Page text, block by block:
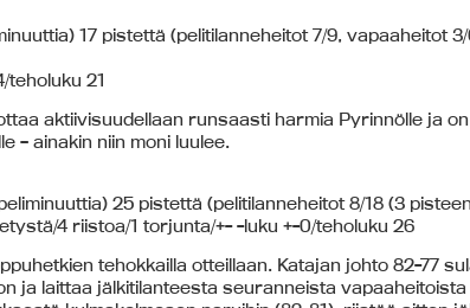
17 pistettä (pelitilanneheitot 7/9, vapaaheitot
teholuku 21
aktiivisuudellaan runsaasti harmia Pyrinnölle ja
– ainakin niin moni luulee.
25 pistettä (pelitilanneheitot 8/18 (3
4 riistoa/1 torjunta/+- -luku +-0/teholuku 26
tehokkailla otteillaan. Katajan johto 82-77
ja laittaa jälkitilanteesta seuranneista